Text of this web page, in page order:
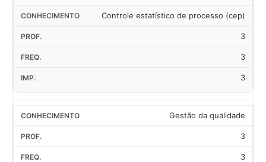
Controle estatístico de processo (cep)
3
3
3
Gestão da qualidade
3
3